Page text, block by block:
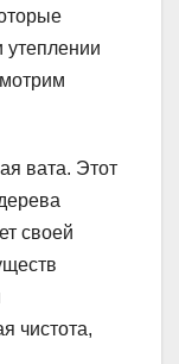
утеплении
вата. Этот
своей
чистота,